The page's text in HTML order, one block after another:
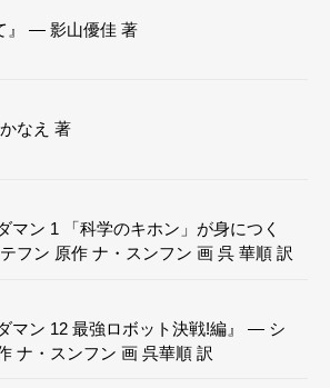
』 — 影山優佳 著
なえ 著
マン 1 「科学のキホン」が身につく
フン 原作 ナ・スンフン 画 呉 華順 訳
マン 12 最強ロボット決戦!編』 — シ
ナ・スンフン 画 呉華順 訳